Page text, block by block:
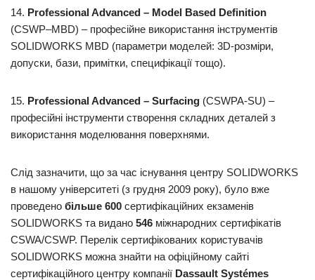
14. ProfessionalAdvanced – Model Based Definition
(CSWP–MBD) – професійне використання інструментів
SOLIDWORKS MBD (параметри моделей: 3D-розміри,
допуски, бази, примітки, специфікації тощо).
15. ProfessionalAdvanced – Surfacing (CSWPA-SU) –
професійні інструменти створення складних деталей з
використання моделювання поверхнями.
Слід зазначити, що за час існування центру SOLIDWORKS
в нашому університеті (з грудня 2009 року), було вже
проведено більше 600 сертифікаційних екзаменів
SOLIDWORKS та видано 546 міжнародних сертифікатів
CSWA/CSWP. Перелік сертифікованих користувачів
SOLIDWORKS можна знайти на офіційному сайті
сертифікаційного центру компанії Dassault Systémes